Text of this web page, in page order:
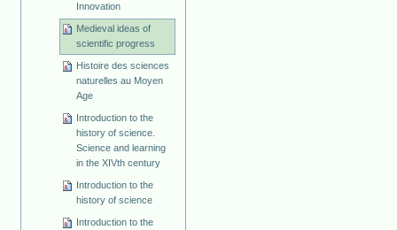
Innovation
Medieval ideas of
scientific progress
Histoire des sciences
naturelles au Moyen
Age
Introduction to the
history of science.
Science and learning
in the XIVth century
Introduction to the
history of science
Introduction to the